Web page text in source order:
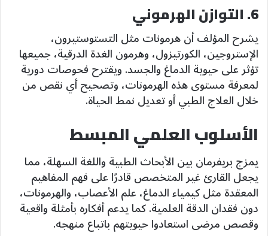
6. التوازن الهرموني
يشرح المؤلف أن هرمونات مثل التستوستيرون،
الإستروجين، الكورتيزول، وهرمون الغدة الدرقية، جميعها
تؤثر على حيوية الدماغ والجسد. ويقترح فحوصات دورية
لمعرفة مستوى هذه الهرمونات، وتصحيح أي نقص من
خلال العلاج الطبي أو تعديل نمط الحياة.
الأسلوب العلمي المبسط
يمزج بريفرمان بين الأبحاث الطبية واللغة السهلة، مما
يجعل القارئ غير المتخصص قادرًا على فهم المفاهيم
المعقدة مثل كيمياء الدماغ، علم الأعصاب، والهرمونات،
دون فقدان الدقة العلمية. كما يدعم أفكاره بأمثلة واقعية
وقصص مرضى استعادوا حيويتهم باتباع منهجه.